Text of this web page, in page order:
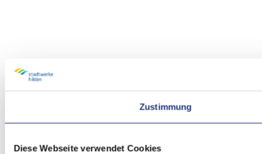
Zustimmung
Diese Webseite verwendet Cookies